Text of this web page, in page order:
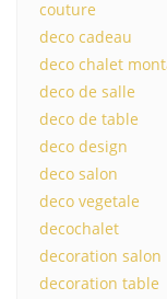
couture
deco cadeau
deco chalet
deco de salle
deco de table
deco design
deco salon
deco vegetale
decochalet
decoration salon
decoration table